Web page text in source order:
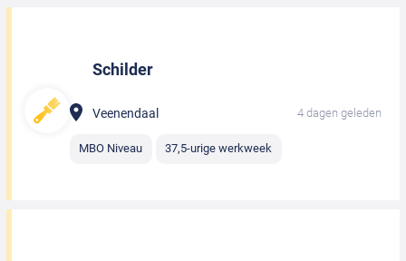
Schilder
Veenendaal 4 dagen geleden
MBO Niveau 37,5-urige werkweek